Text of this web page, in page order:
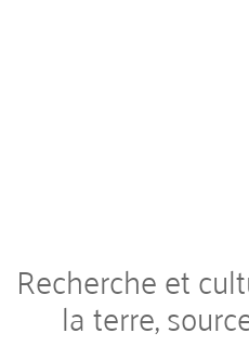
Recherche et
la terre,